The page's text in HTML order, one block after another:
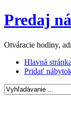
Predaj
Otváracie hodiny,
Hlavná stránka
Pridať